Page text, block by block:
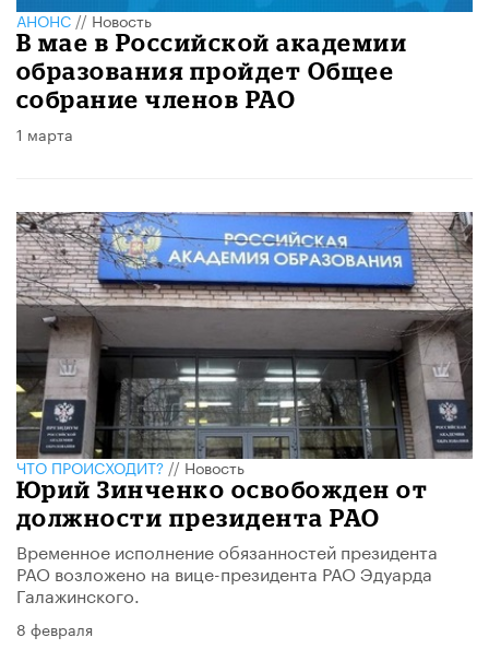
АНОНС//Новость
В мае в Российской академии
образования пройдет Общее
собрание членов РАО
1 марта
ЧТО ПРОИСХОДИТ?//Новость
Юрий Зинченко освобожден от
должности президента РАО
Временное исполнение обязанностей президента
РАО возложено на вице-президента РАО Эдуарда
Галажинского.
8 февраля